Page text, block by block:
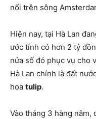
nổi trên sông
Hiện nay, tại Hà Lan
ước tính có hơn 2 tỷ
nửa số đó phục vụ cho
Hà Lan chính là đất
hoa tulip.
Vào tháng 3 hàng năm,